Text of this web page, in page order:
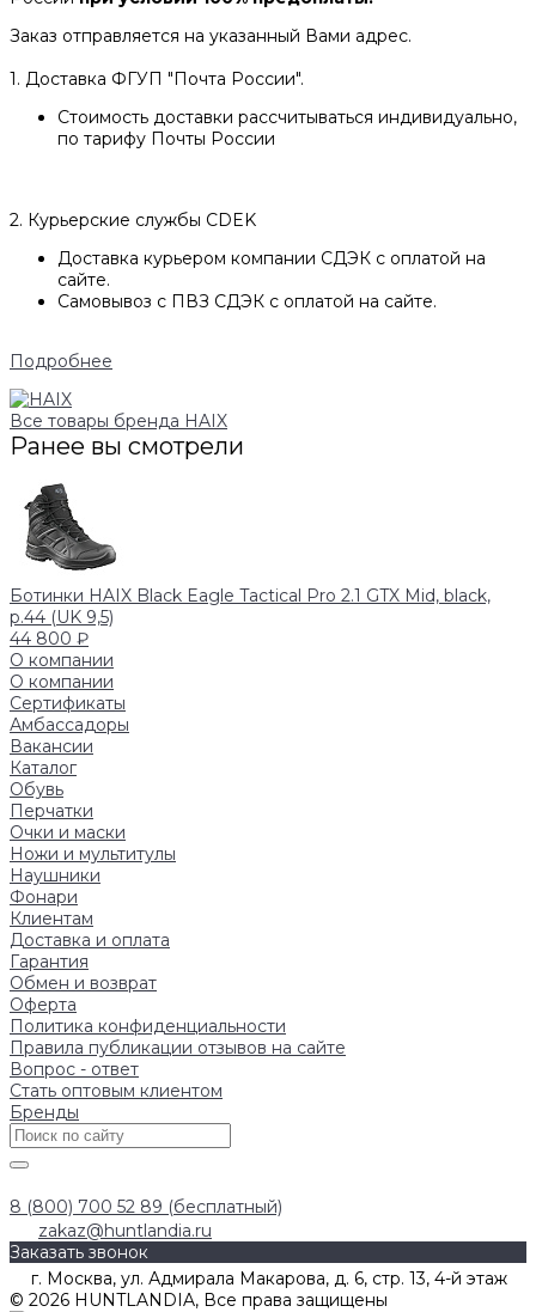
Заказ отправляется на указанный Вами адрес.
1. Доставка ФГУП "Почта России".
Стоимость доставки рассчитываться индивидуально,
по тарифу Почты России
2. Курьерские службы CDEK
Доставка курьером компании СДЭК с оплатой на
сайте.
Самовывоз с ПВЗ СДЭК с оплатой на сайте.
Подробнее
Все товары бренда HAIX
Ранее вы смотрели
Ботинки HAIX Black Eagle Tactical Pro 2.1 GTX Mid, black,
р.44 (UK 9,5)
44 800 ₽
О компании
О компании
Сертификаты
Амбассадоры
Вакансии
Каталог
Обувь
Перчатки
Очки и маски
Ножи и мультитулы
Наушники
Фонари
Клиентам
Доставка и оплата
Гарантия
Обмен и возврат
Оферта
Политика конфиденциальности
Правила публикации отзывов на сайте
Вопрос - ответ
Стать оптовым клиентом
Бренды
8 (800) 700 52 89 (бесплатный)
zakaz@huntlandia.ru
Заказать звонок
г. Москва, ул. Адмирала Макарова, д. 6, стр. 13, 4-й этаж
© 2026 HUNTLANDIA, Все права защищены